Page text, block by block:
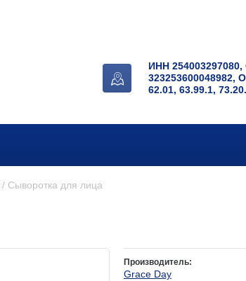
ИНН
323253600048982,
62.01, 63.99.1, 73.20.
/ Сыворотка для лица
Производитель:
Grace Day